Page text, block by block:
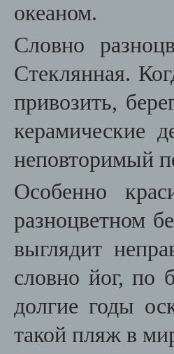
океаном.
Словно
Стеклянная.
привозить,
керамические
неповторимый
Особенно
разноцветном
выглядит
словно йог, по
долгие годы
такой пляж в